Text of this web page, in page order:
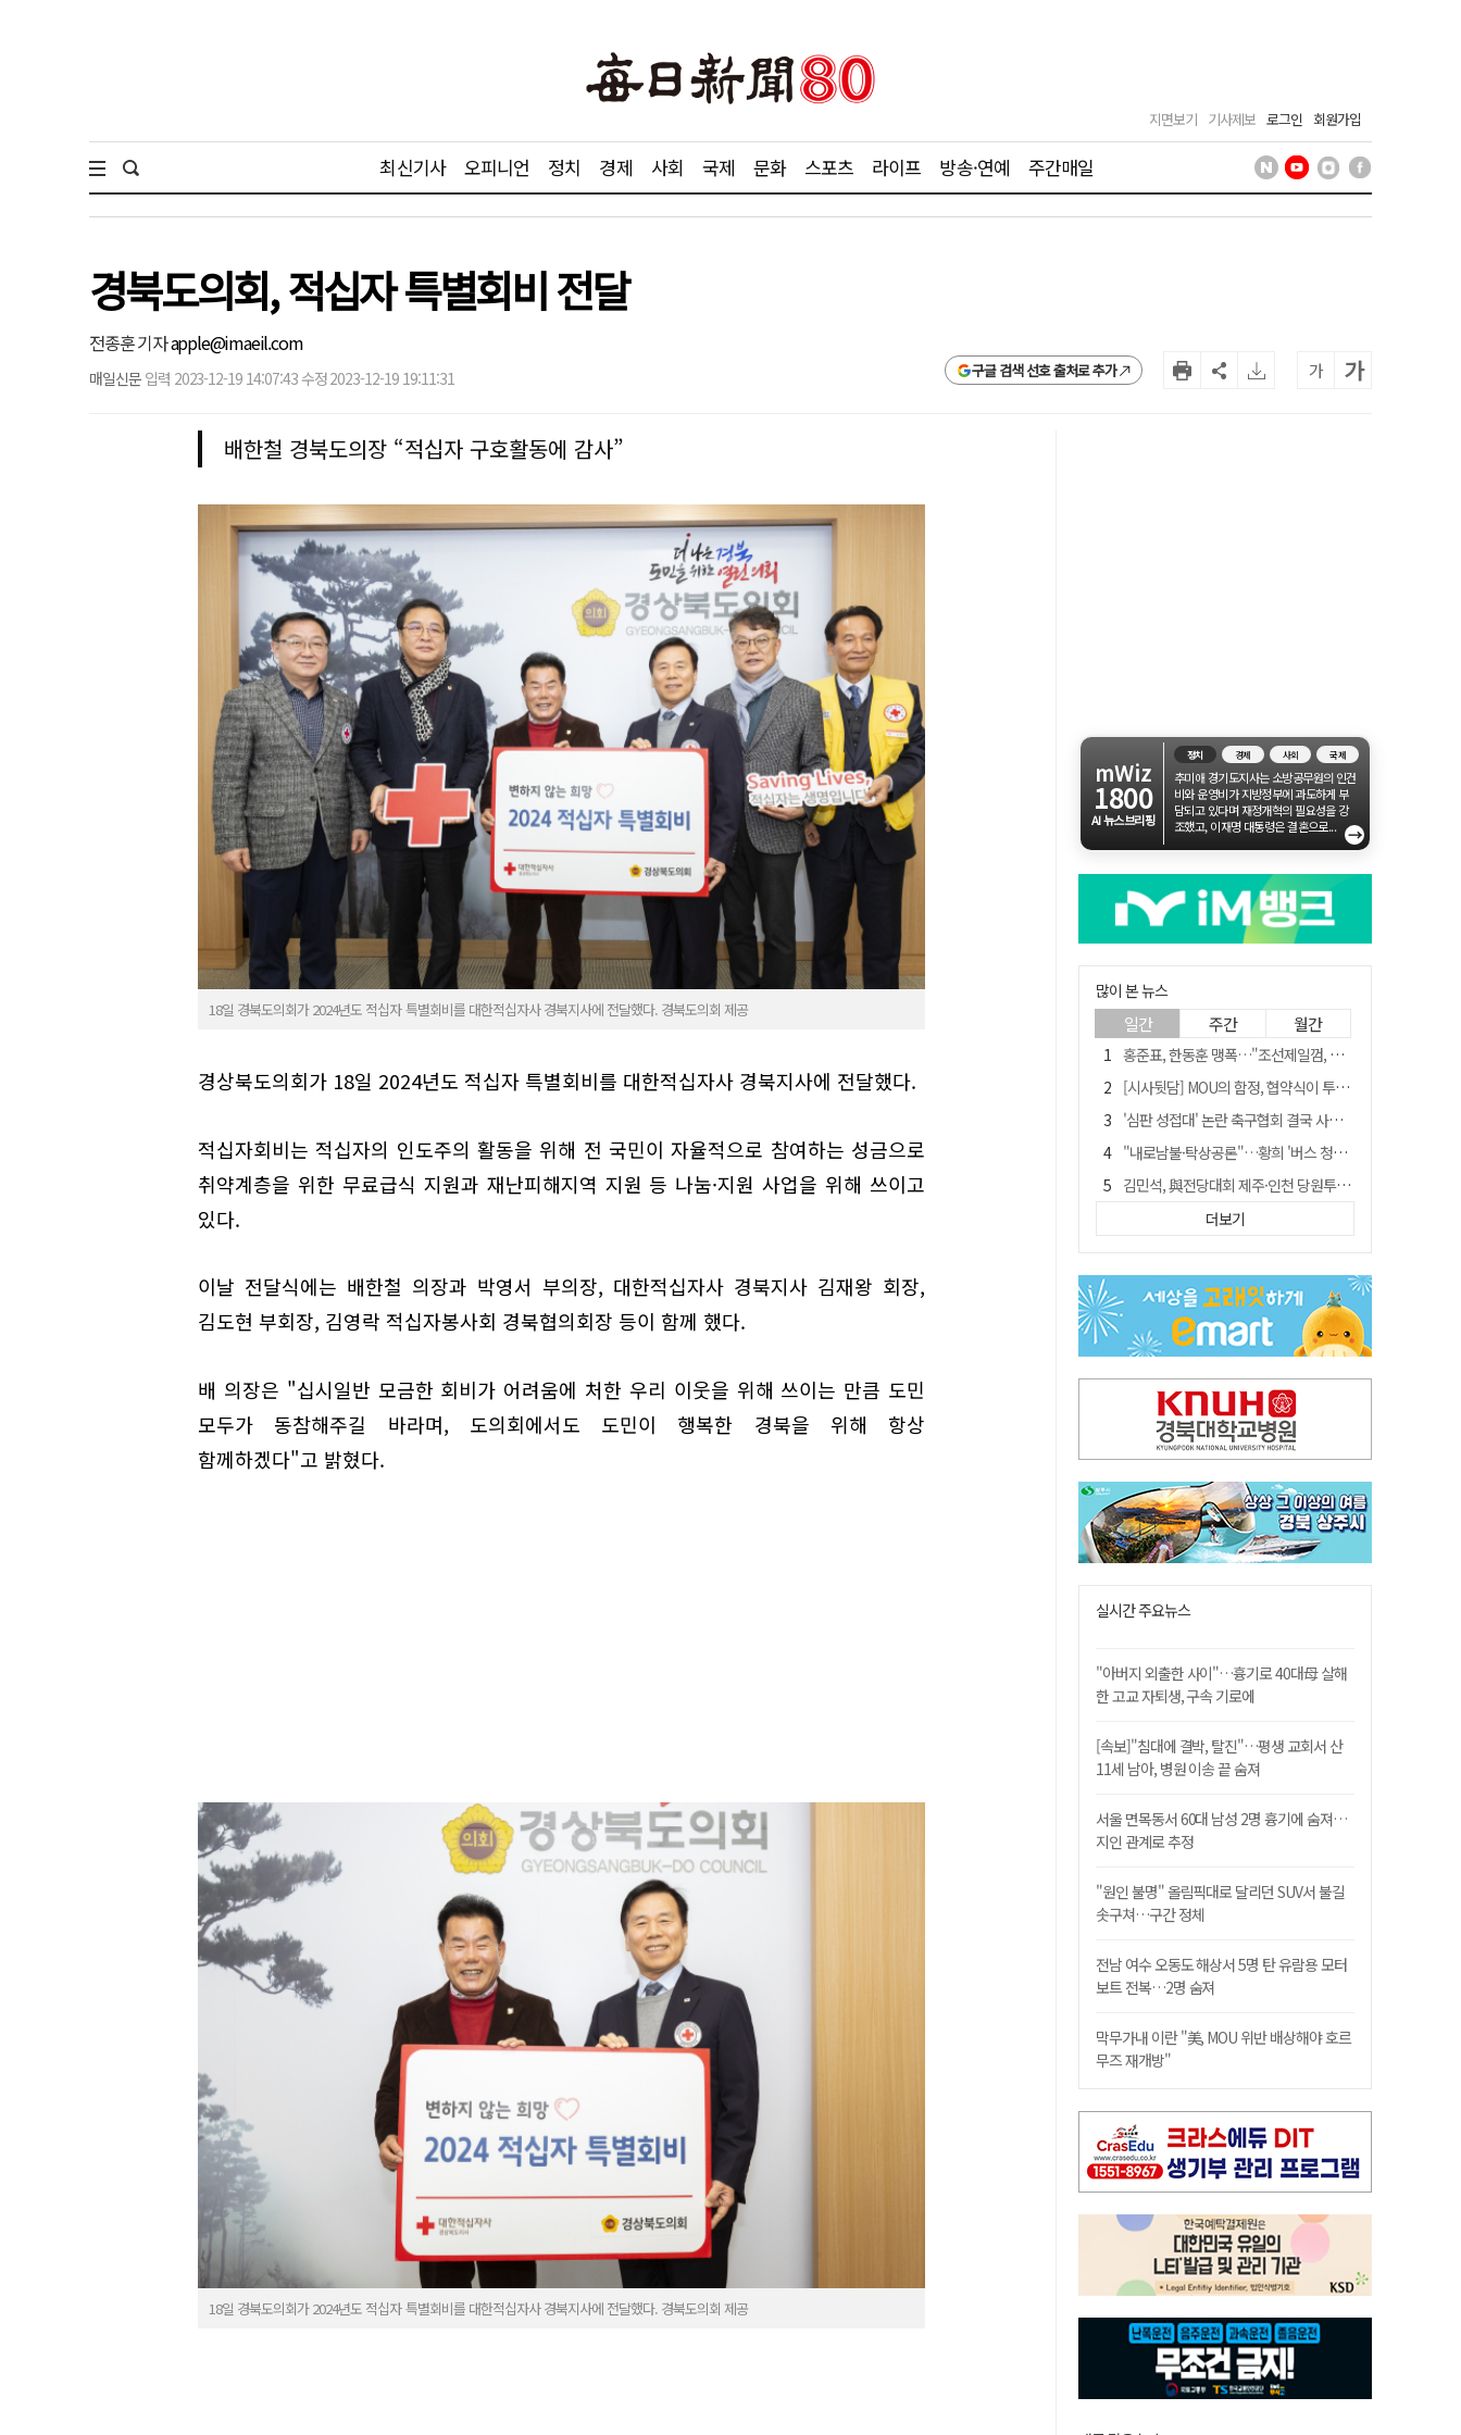
지면보기 기사제보 로그인 회원가입
최신기사 오피니언 정치 경제 사회 국제 문화 스포츠 라이프 방송·연예 주간매일
경북도의회, 적십자 특별회비 전달
전종훈 기자apple@imaeil.com
매일신문 입력 2023-12-19 14:07:43 수정 2023-12-19 19:11:31 구글 검색 선호 출처로 추가 가 가
배한철 경북도의장 “적십자 구호활동에 감사”
18일 경북도의회가 2024년도 적십자 특별회비를 대한적십자사 경북지사에 전달했다. 경북도의회 제공
경상북도의회가 18일 2024년도 적십자 특별회비를 대한적십자사 경북지사에 전달했다.
적십자회비는 적십자의 인도주의 활동을 위해 전 국민이 자율적으로 참여하는 성금으로
취약계층을 위한 무료급식 지원과 재난피해지역 지원 등 나눔·지원 사업을 위해 쓰이고
있다.
이날 전달식에는 배한철 의장과 박영서 부의장, 대한적십자사 경북지사 김재왕 회장,
김도현 부회장, 김영락 적십자봉사회 경북협의회장 등이 함께 했다.
배 의장은 "십시일반 모금한 회비가 어려움에 처한 우리 이웃을 위해 쓰이는 만큼 도민
모두가 동참해주길 바라며, 도의회에서도 도민이 행복한 경북을 위해 항상
함께하겠다"고 밝혔다.
18일 경북도의회가 2024년도 적십자 특별회비를 대한적십자사 경북지사에 전달했다. 경북도의회 제공
mWiz
1800
AI 뉴스브리핑
정치 경제 사회 국제
추미애 경기도지사는 소방공무원의 인건
비와 운영비가 지방정부에 과도하게 부
담되고 있다며 재정개혁의 필요성을 강
조했고, 이재명 대통령은 결혼으로...
→
많이 본 뉴스
일간 주간 월간
홍준표, 한동훈 맹폭…"조선제일껌, 권력에 살고 권력에 죽었다"
[시사뒷담] MOU의 함정, 협약식이 투자 확정은 아니긴 해
'심판 성접대' 논란 축구협회 결국 사과…"깊이 반성, 쇄신하겠다"
"내로남불·탁상공론"…황희 '버스 청년주택' 제안에 與 내부서도 쓴소리
김민석, 與전당대회 제주·인천 당원투표서 승리…누적 득표는 '초박빙'
"경로당 통장에 비밀번호가 적혀 있다"…전국 돌며 경로당 13곳 턴 30대 구속
"침대에 결박, 탈진"…평생 교회서 산 11세 남아, 병원 이송 끝 숨져
휠체어 환자 발로 밀어 숨지게 한 70대 간병인…2심도 집행유예
[금주의 이슈] 하늘의 외계인, 바다의 귀향자…영화 '호프'와 '오디세이'
더보기
실시간 주요뉴스
"아버지 외출한 사이"…흉기로 40대母 살해
한 고교 자퇴생, 구속 기로에
[속보]"침대에 결박, 탈진"…평생 교회서 산
11세 남아, 병원 이송 끝 숨져
서울 면목동서 60대 남성 2명 흉기에 숨져…
지인 관계로 추정
"원인 불명" 올림픽대로 달리던 SUV서 불길
솟구쳐…구간 정체
전남 여수 오동도 해상서 5명 탄 유람용 모터
보트 전복…2명 숨져
막무가내 이란 "美, MOU 위반 배상해야 호르
무즈 재개방"